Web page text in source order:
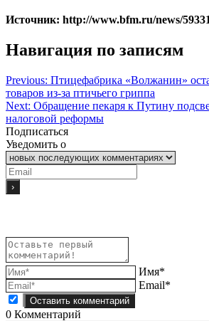
Источник: http://www.bfm.ru/news/
Навигация по записям
Previous: Птицефабрика «Волжанин»
товаров из-за птичьего гриппа
Next: Обращение пекаря к Путину
налоговой реформы
Подписаться
Уведомить о
Имя*
Email*
0 Комментарий